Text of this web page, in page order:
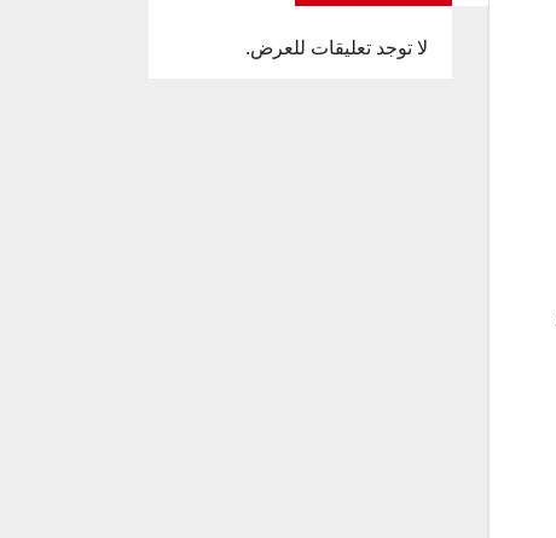
لا توجد تعليقات للعرض.